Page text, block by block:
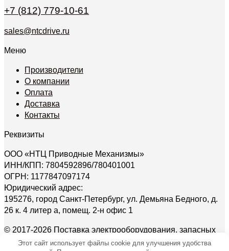
+7 (812) 779-10-61
sales@ntcdrive.ru
Меню
Производители
О компании
Оплата
Доставка
Контакты
Реквизиты
ООО «НТЦ Приводные Механизмы»
ИНН/КПП: 7804592896/780401001
ОГРН: 1177847097174
Юридический адрес:
195276, город Санкт-Петербург, ул. Демьяна Бедного, д.
26 к. 4 литер а, помещ. 2-н офис 1
© 2017-2026 Поставка электрооборудования, запасных
частей и комплектующих напрямую от зарубежных
Этот сайт использует файлы cookie для улучшения удобства